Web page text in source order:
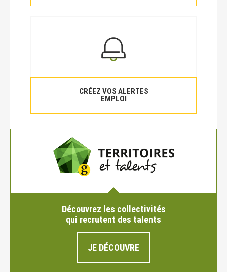
CRÉEZ VOS ALERTES
EMPLOI
Découvrez les collectivités
qui recrutent des talents
JE DÉCOUVRE